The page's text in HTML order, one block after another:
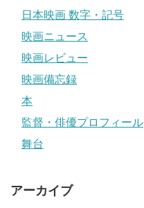
日本映画 数字・記号
映画ニュース
映画レビュー
映画備忘録
本
監督・俳優プロフィール
舞台
アーカイブ